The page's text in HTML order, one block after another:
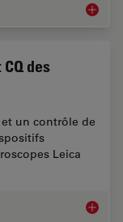
des
un contrôle de
Leica